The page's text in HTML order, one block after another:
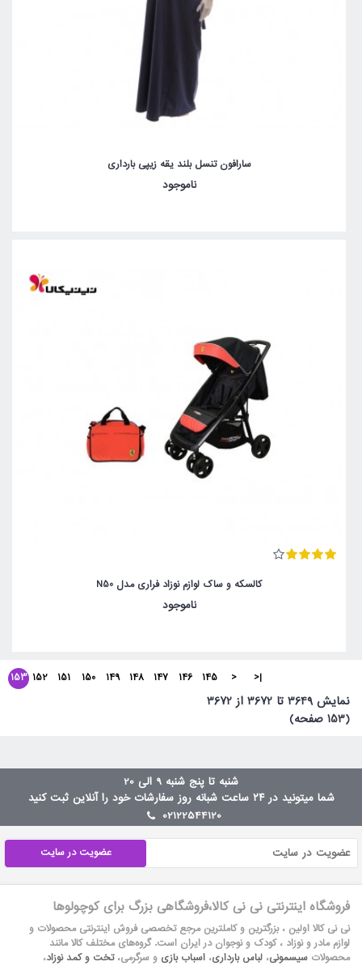
سارافون تنسل بلند یقه زیپی بارداری
ناموجود
کالسکه و ساک لوازم نوزاد فراری مدل N50
ناموجود
|<
<
145
146
147
148
149
150
151
152
153
نمايش 3649 تا 3672 از 3672
(153 صفحه)
شنبه تا پنج شنبه 9 الی 20
شما میتونید در ۲۴ ساعت شبانه روز سفارشات خود را آنلاین ثبت کنید
02122544120
عضویت در سایت
فروشگاه اینترنتی نی نی کالا،فروشگاهی بزرگ برای کوچولوها
نی نی کالا اولین ، بزرگترین و کاملترین مرجع تخصصی فروش اینترنتی محصولات و
لوازم مادر و نوزاد ، کودک و نوجوان در ایران است. گروه‏‏‌های مختلف کالا مانند
محصولات سیسمونی، لباس بارداری، اسباب بازی و سرگرمی،تخت و کمد نوزاد،